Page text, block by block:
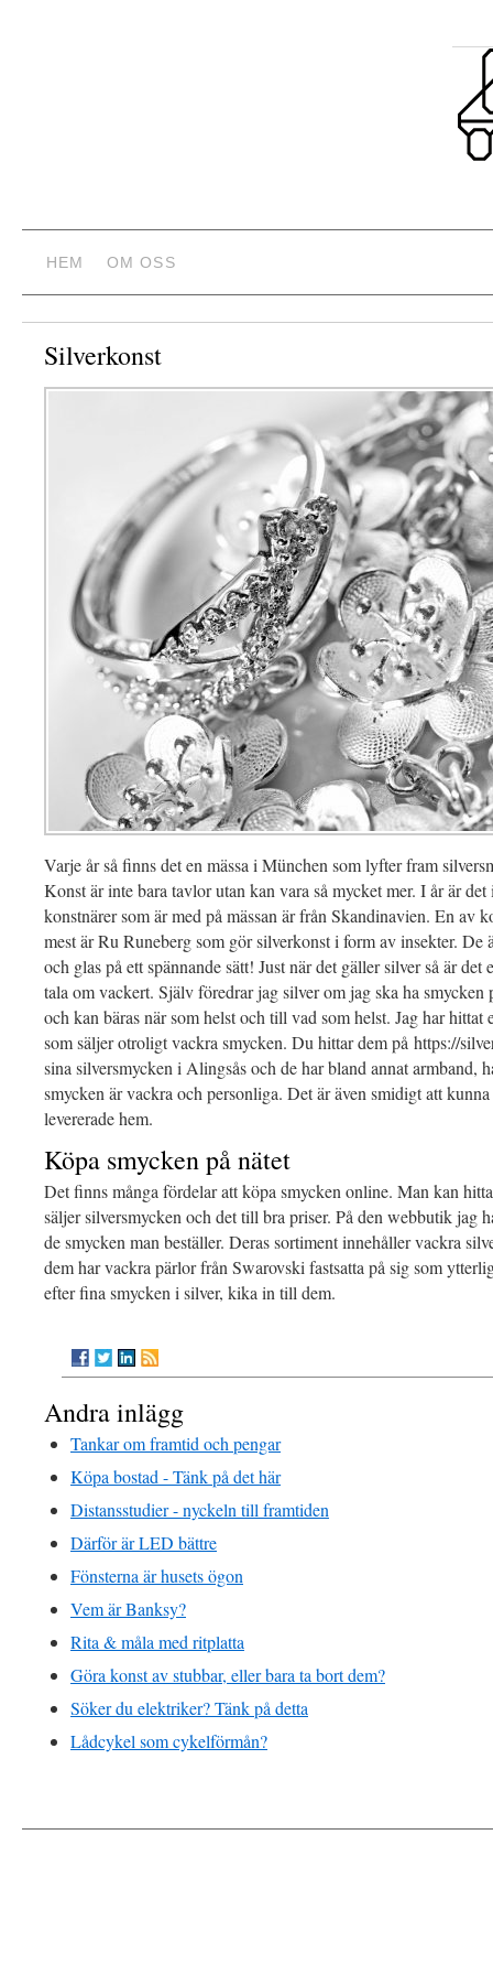
HEM OM OSS
Silverkonst
Varje år så finns det en mässa i München som lyfter fram
Konst är inte bara tavlor utan kan vara så mycket mer. I år är
konstnärer som är med på mässan är från Skandinavien. En av
mest är Ru Runeberg som gör silverkonst i form av insekter. De
och glas på ett spännande sätt! Just när det gäller silver så är
tala om vackert. Själv föredrar jag silver om jag ska ha
och kan bäras när som helst och till vad som helst. Jag har hittat
som säljer otroligt vackra smycken. Du hittar dem på https://
sina silversmycken i Alingsås och de har bland annat armband,
smycken är vackra och personliga. Det är även smidigt att
levererade hem.
Köpa smycken på nätet
Det finns många fördelar att köpa smycken online. Man kan
säljer silversmycken och det till bra priser. På den webbutik jag
de smycken man beställer. Deras sortiment innehåller vackra
dem har vackra pärlor från Swarovski fastsatta på sig som
efter fina smycken i silver, kika in till dem.
Andra inlägg
Tankar om framtid och pengar
Köpa bostad - Tänk på det här
Distansstudier - nyckeln till framtiden
Därför är LED bättre
Fönsterna är husets ögon
Vem är Banksy?
Rita & måla med ritplatta
Göra konst av stubbar, eller bara ta bort dem?
Söker du elektriker? Tänk på detta
Lådcykel som cykelförmån?